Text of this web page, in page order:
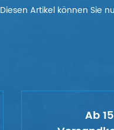
Diesen Artikel können Sie
Ab